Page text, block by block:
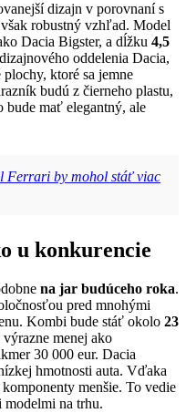
dizajn v porovnaní s
robustný vzhľad. Model
Dacia Bigster, a dĺžku 4,5
oddelenia Dacia,
ktoré sa jemne
budú z čierneho plastu,
mať elegantný, ale
Ferrari by mohol stáť viac
u konkurencie
na jar budúceho roka.
pred mnohými
Kombi bude stáť okolo 23
menej ako
30 000 eur. Dacia
hmotnosti auta. Vďaka
menšie. To vedie
modelmi na trhu.